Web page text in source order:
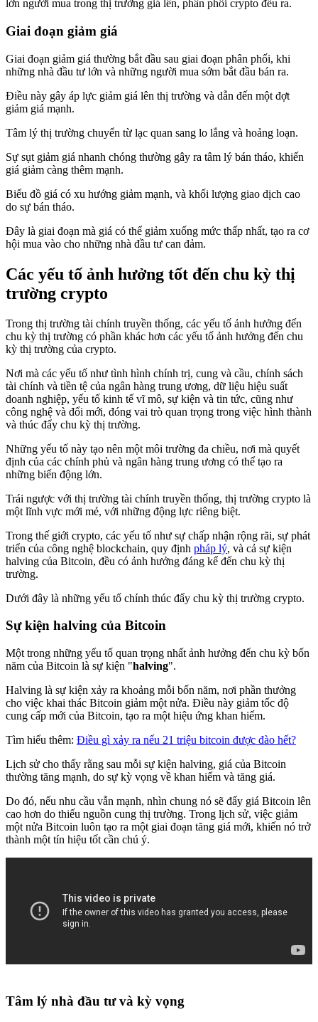
lớn người mua trong thị trường giá lên, phân phối crypto đều ra.
Giai đoạn giảm giá
Giai đoạn giảm giá thường bắt đầu sau giai đoạn phân phối, khi
những nhà đầu tư lớn và những người mua sớm bắt đầu bán ra.
Điều này gây áp lực giảm giá lên thị trường và dẫn đến một đợt
giảm giá mạnh.
Tâm lý thị trường chuyển từ lạc quan sang lo lắng và hoảng loạn.
Sự sụt giảm giá nhanh chóng thường gây ra tâm lý bán tháo, khiến
giá giảm càng thêm mạnh.
Biểu đồ giá có xu hướng giảm mạnh, và khối lượng giao dịch cao
do sự bán tháo.
Đây là giai đoạn mà giá có thể giảm xuống mức thấp nhất, tạo ra cơ
hội mua vào cho những nhà đầu tư can đảm.
Các yếu tố ảnh hưởng tốt đến chu kỳ thị
trường crypto
Trong thị trường tài chính truyền thống, các yếu tố ảnh hưởng đến
chu kỳ thị trường có phần khác hơn các yếu tố ảnh hưởng đến chu
kỳ thị trường của crypto.
Nơi mà các yếu tố như tình hình chính trị, cung và cầu, chính sách
tài chính và tiền tệ của ngân hàng trung ương, dữ liệu hiệu suất
doanh nghiệp, yếu tố kinh tế vĩ mô, sự kiện và tin tức, cũng như
công nghệ và đổi mới, đóng vai trò quan trọng trong việc hình thành
và thúc đẩy chu kỳ thị trường.
Những yếu tố này tạo nên một môi trường đa chiều, nơi mà quyết
định của các chính phủ và ngân hàng trung ương có thể tạo ra
những biến động lớn.
Trái ngược với thị trường tài chính truyền thống, thị trường crypto là
một lĩnh vực mới mẻ, với những động lực riêng biệt.
Trong thế giới crypto, các yếu tố như sự chấp nhận rộng rãi, sự phát
triển của công nghệ blockchain, quy định pháp lý, và cả sự kiện
halving của Bitcoin, đều có ảnh hưởng đáng kể đến chu kỳ thị
trường.
Dưới đây là những yếu tố chính thúc đẩy chu kỳ thị trường crypto.
Sự kiện halving của Bitcoin
Một trong những yếu tố quan trọng nhất ảnh hưởng đến chu kỳ bốn
năm của Bitcoin là sự kiện "halving".
Halving là sự kiện xảy ra khoảng mỗi bốn năm, nơi phần thưởng
cho việc khai thác Bitcoin giảm một nửa. Điều này giảm tốc độ
cung cấp mới của Bitcoin, tạo ra một hiệu ứng khan hiếm.
Tìm hiểu thêm: Điều gì xảy ra nếu 21 triệu bitcoin được đào hết?
Lịch sử cho thấy rằng sau mỗi sự kiện halving, giá của Bitcoin
thường tăng mạnh, do sự kỳ vọng về khan hiếm và tăng giá.
Do đó, nếu nhu cầu vẫn mạnh, nhìn chung nó sẽ đẩy giá Bitcoin lên
cao hơn do thiếu nguồn cung thị trường. Trong lịch sử, việc giảm
một nửa Bitcoin luôn tạo ra một giai đoạn tăng giá mới, khiến nó trở
thành một tín hiệu tốt cần chú ý.
Tâm lý nhà đầu tư và kỳ vọng